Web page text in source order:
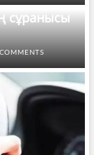
сұранысы